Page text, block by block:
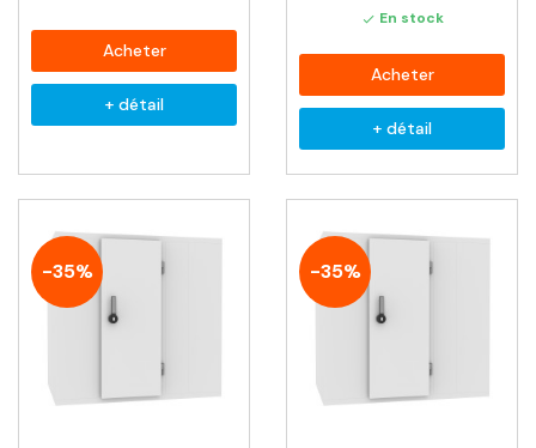
Acheter
+ détail
 En stock
Acheter
+ détail
-35% -35%